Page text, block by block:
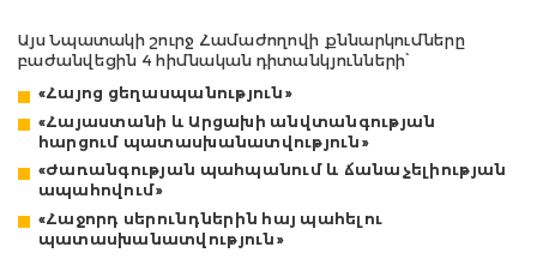
Այս Նպատակի շուրջ Համաժողովի քննարկումները
բաժանվեցին 4 հիմնական դիտանկյունների՝
«Հայոց ցեղասպանություն»
«Հայաստանի և Արցախի անվտանգության
հարցում պատասխանատվություն»
«Ժառանգության պահպանում և ճանաչելիության
ապահովում»
«Հաջորդ սերունդներին հայ պահելու
պատասխանատվություն»